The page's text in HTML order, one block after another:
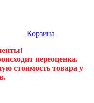
Корзина
переоценка.
стоимость товара у